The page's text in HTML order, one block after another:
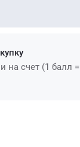
на счет (1 балл =